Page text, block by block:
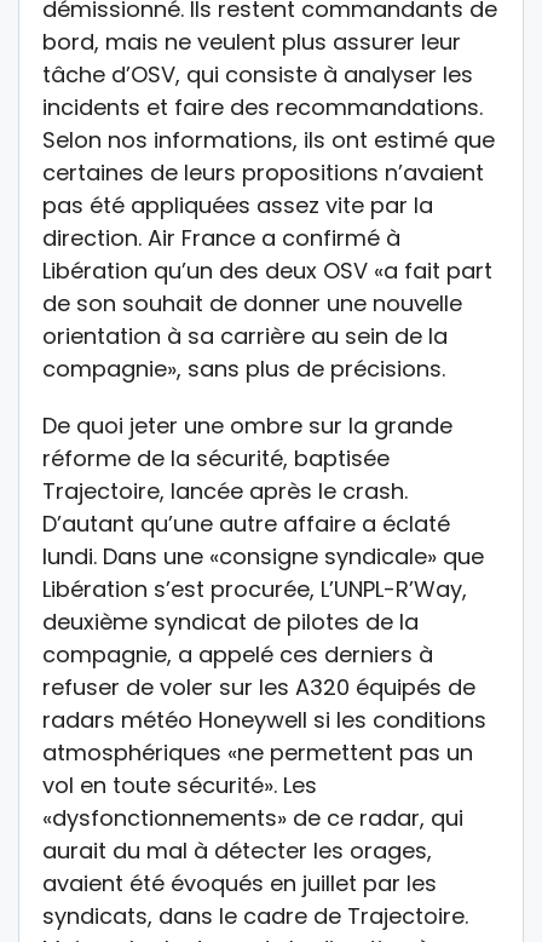
démissionné. Ils restent commandants de
bord, mais ne veulent plus assurer leur
tâche d’OSV, qui consiste à analyser les
incidents et faire des recommandations.
Selon nos informations, ils ont estimé que
certaines de leurs propositions n’avaient
pas été appliquées assez vite par la
direction. Air France a confirmé à
Libération qu’un des deux OSV «a fait part
de son souhait de donner une nouvelle
orientation à sa carrière au sein de la
compagnie», sans plus de précisions.
De quoi jeter une ombre sur la grande
réforme de la sécurité, baptisée
Trajectoire, lancée après le crash.
D’autant qu’une autre affaire a éclaté
lundi. Dans une «consigne syndicale» que
Libération s’est procurée, L’UNPL-R’Way,
deuxième syndicat de pilotes de la
compagnie, a appelé ces derniers à
refuser de voler sur les A320 équipés de
radars météo Honeywell si les conditions
atmosphériques «ne permettent pas un
vol en toute sécurité». Les
«dysfonctionnements» de ce radar, qui
aurait du mal à détecter les orages,
avaient été évoqués en juillet par les
syndicats, dans le cadre de Trajectoire.